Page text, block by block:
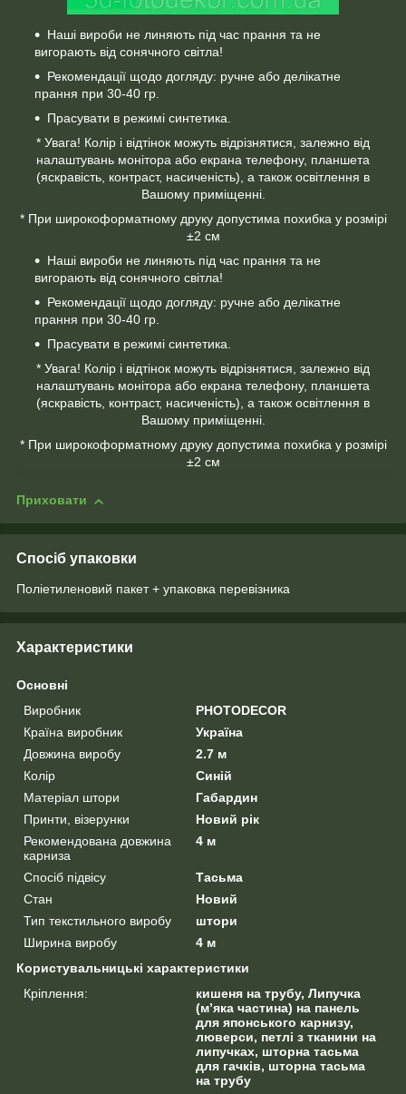
Наші вироби не линяють під час прання та не
вигорають від сонячного світла!
Рекомендації щодо догляду: ручне або делікатне
прання при 30-40 гр.
Прасувати в режимі синтетика.
* Увага! Колір і відтінок можуть відрізнятися, залежно від
налаштувань монітора або екрана телефону, планшета
(яскравість, контраст, насиченість), а також освітлення в
Вашому приміщенні.
* При широкоформатному друку допустима похибка у розмірі
±2 см
Наші вироби не линяють під час прання та не
вигорають від сонячного світла!
Рекомендації щодо догляду: ручне або делікатне
прання при 30-40 гр.
Прасувати в режимі синтетика.
* Увага! Колір і відтінок можуть відрізнятися, залежно від
налаштувань монітора або екрана телефону, планшета
(яскравість, контраст, насиченість), а також освітлення в
Вашому приміщенні.
* При широкоформатному друку допустима похибка у розмірі
±2 см
Приховати
Спосіб упаковки
Поліетиленовий пакет + упаковка перевізника
Характеристики
Основні
Виробник
PHOTODECOR
Країна виробник
Україна
Довжина виробу
2.7 м
Колір
Синій
Матеріал штори
Габардин
Принти, візерунки
Новий рік
Рекомендована довжина
карниза
4 м
Спосіб підвісу
Тасьма
Стан
Новий
Тип текстильного виробу
штори
Ширина виробу
4 м
Користувальницькі характеристики
Кріплення:
кишеня на трубу, Липучка
(м’яка частина) на панель
для японського карнизу,
люверси, петлі з тканини на
липучках, шторна тасьма
для гачків, шторна тасьма
на трубу